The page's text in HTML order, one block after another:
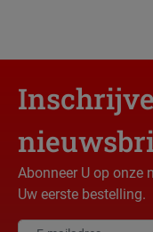
Abonneer U op onze
Uw eerste bestelling.